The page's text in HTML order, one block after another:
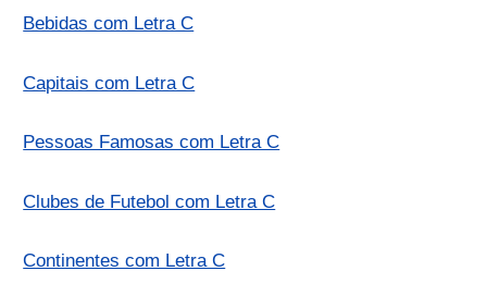
Bebidas com Letra C
Capitais com Letra C
Pessoas Famosas com Letra C
Clubes de Futebol com Letra C
Continentes com Letra C